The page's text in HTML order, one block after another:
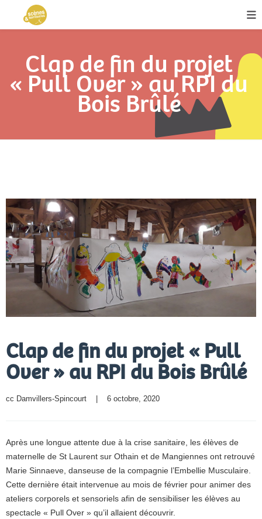
Clap de fin du projet
« Pull Over » au RPI du
Bois Brûlé
Clap de fin du projet « Pull
Over » au RPI du Bois Brûlé
cc Damvillers-Spincourt
    |    6 octobre, 2020
Après une longue attente due à la crise sanitaire, les élèves de
maternelle de St Laurent sur Othain et de Mangiennes ont retrouvé
Marie Sinnaeve, danseuse de la compagnie l’Embellie Musculaire.
Cette dernière était intervenue au mois de février pour animer des
ateliers corporels et sensoriels afin de sensibiliser les élèves au
spectacle « Pull Over » qu’il allaient découvrir.